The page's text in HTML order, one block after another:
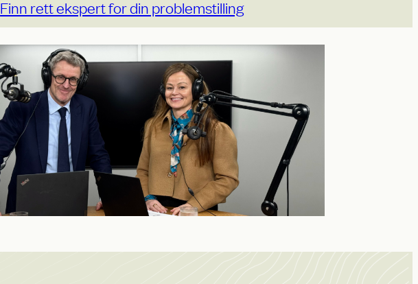
Finn rett ekspert for din problemstilling